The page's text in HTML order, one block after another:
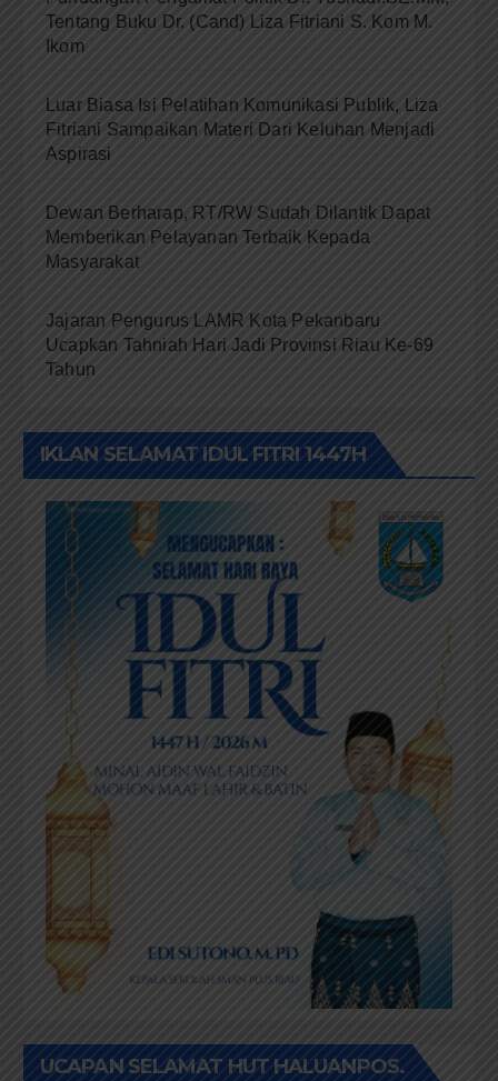
Tentang Buku Dr. (Cand) Liza Fitriani S. Kom M.
Ikom
Luar Biasa Isi Pelatihan Komunikasi Publik, Liza
Fitriani Sampaikan Materi Dari Keluhan Menjadi
Aspirasi
Dewan Berharap, RT/RW Sudah Dilantik Dapat
Memberikan Pelayanan Terbaik Kepada
Masyarakat
Jajaran Pengurus LAMR Kota Pekanbaru
Ucapkan Tahniah Hari Jadi Provinsi Riau Ke-69
Tahun
IKLAN SELAMAT IDUL FITRI 1447H
UCAPAN SELAMAT HUT HALUANPOS.